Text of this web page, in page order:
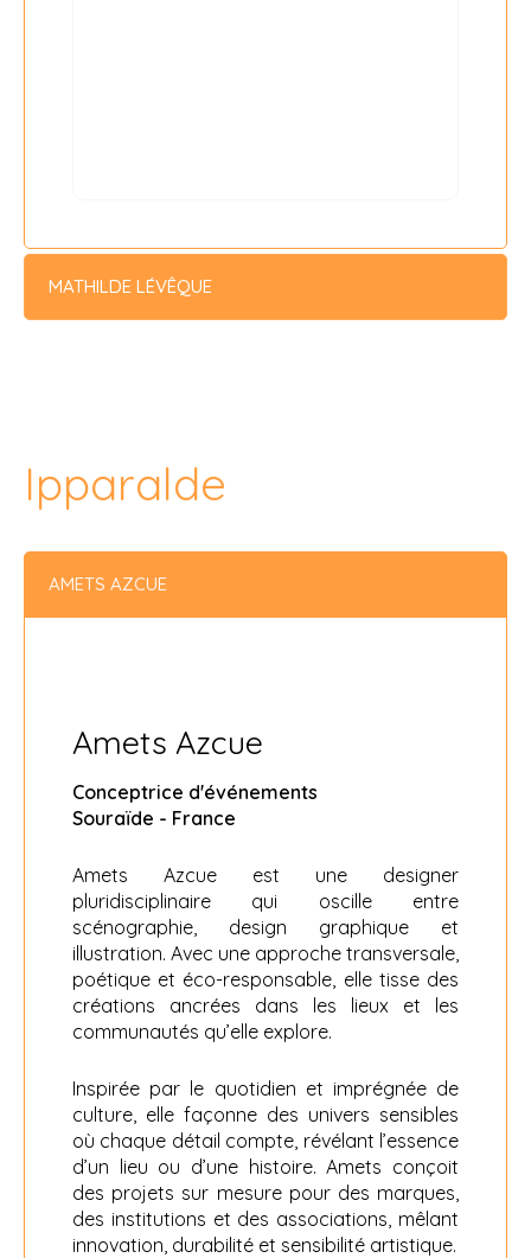
MATHILDE LÉVÊQUE
Ipparalde
AMETS AZCUE
Amets Azcue
Conceptrice d'événements
Souraïde - France
Amets Azcue est une designer
pluridisciplinaire qui oscille entre
scénographie, design graphique et
illustration. Avec une approche transversale,
poétique et éco-responsable, elle tisse des
créations ancrées dans les lieux et les
communautés qu’elle explore.
Inspirée par le quotidien et imprégnée de
culture, elle façonne des univers sensibles
où chaque détail compte, révélant l’essence
d’un lieu ou d’une histoire. Amets conçoit
des projets sur mesure pour des marques,
des institutions et des associations, mêlant
innovation, durabilité et sensibilité artistique.